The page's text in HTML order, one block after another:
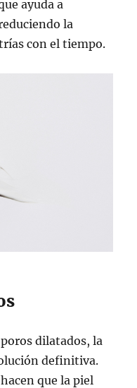
ayuda a
la
con el tiempo.
dilatados, la
definitiva.
que la piel